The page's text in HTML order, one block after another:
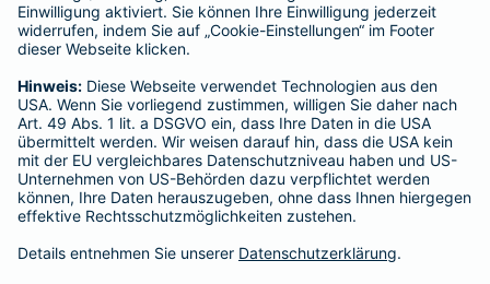
Hausratversicherung
Adresse ändern
Schaden melden
Kilometerstandsmeldung
Serviceübersicht